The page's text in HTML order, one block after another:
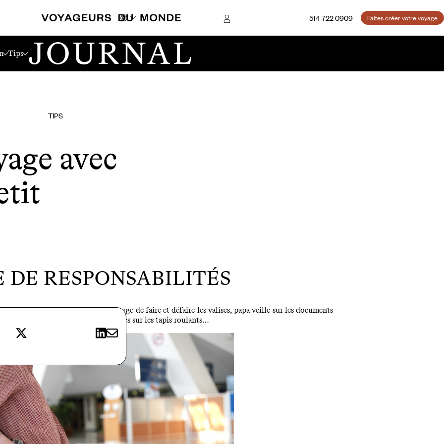
514 722 0909 Faites créer votre voyage
Tips JOURNAL
TIPS
avec
X LinkedIn
E-mail
DE RESPONSABILITÉS
pour le voyage. Maman se charge de faire et défaire les valises, papa veille sur les documents
valises à chaque livraison de bagages sur les tapis roulants…